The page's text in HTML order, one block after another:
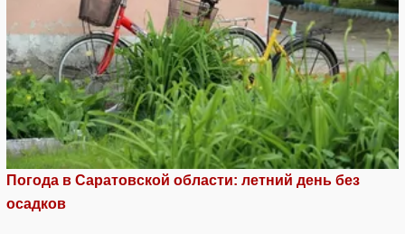
Погода в Саратовской области: летний день без
осадков